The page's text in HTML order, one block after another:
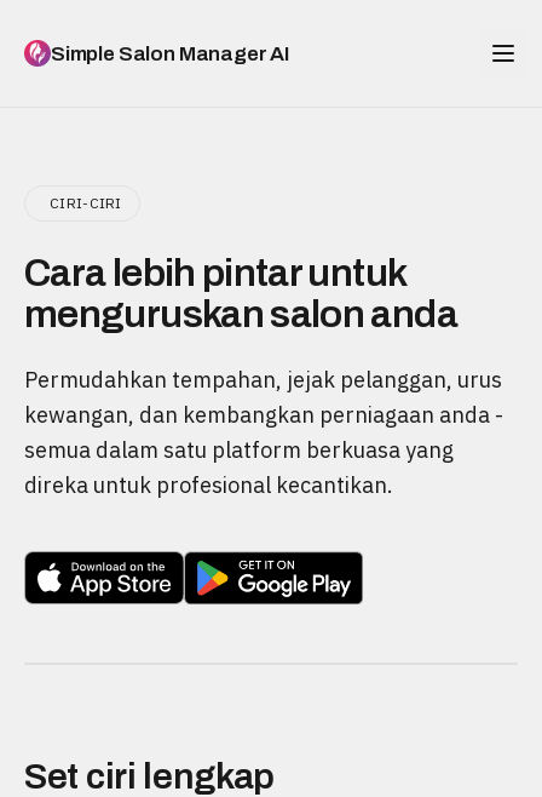
Simple Salon Manager AI
CIRI-CIRI
Cara lebih pintar untuk
menguruskan salon anda
Permudahkan tempahan, jejak pelanggan, urus
kewangan, dan kembangkan perniagaan anda -
semua dalam satu platform berkuasa yang
direka untuk profesional kecantikan.
Set ciri lengkap